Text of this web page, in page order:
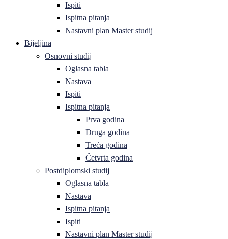
Ispiti
Ispitna pitanja
Nastavni plan Master studij
Bijeljina
Osnovni studij
Oglasna tabla
Nastava
Ispiti
Ispitna pitanja
Prva godina
Druga godina
Treća godina
Četvrta godina
Postdiplomski studij
Oglasna tabla
Nastava
Ispitna pitanja
Ispiti
Nastavni plan Master studij